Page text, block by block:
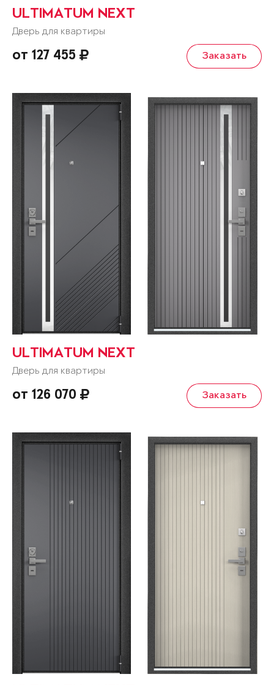
ULTIMATUM NEXT
Дверь для квартиры
от 127 455 Заказать
ULTIMATUM NEXT
Дверь для квартиры
от 126 070 Заказать